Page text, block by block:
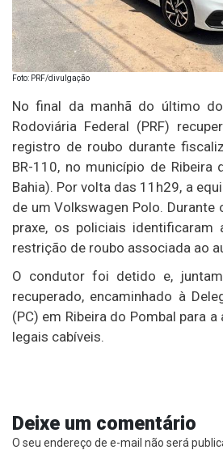
Foto: PRF/divulgação
No final da manhã do último
Rodoviária Federal (PRF)
registro de roubo durante
BR-110, no município de Ribeira
Bahia). Por volta das 11h29, a
de um Volkswagen Polo.
praxe, os policiais identificaram
restrição de roubo associada ao
O condutor foi detido e,
recuperado, encaminhado à
(PC) em Ribeira do Pombal para
legais cabíveis.
Deixe um comentário
O seu endereço de e-mail não será